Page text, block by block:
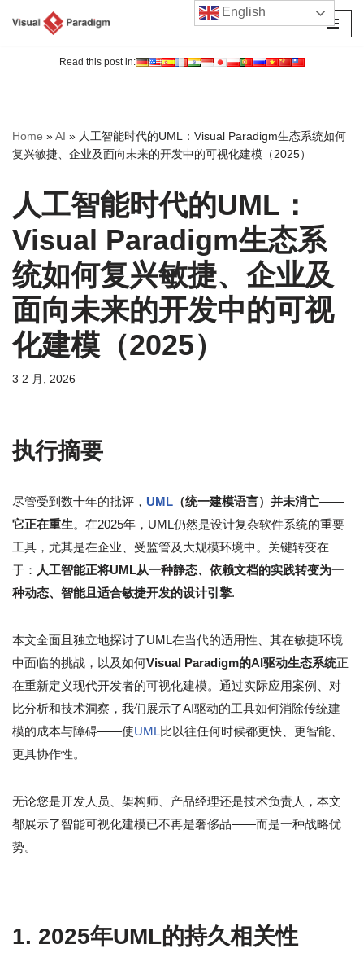
Read this post in:
Home »AI » 人工智能时代的UML：Visual Paradigm生态系统如何
复兴敏捷、企业及面向未来的开发中的可视化建模（2025）
人工智能时代的UML：
Visual Paradigm生态系
统如何复兴敏捷、企业及
面向未来的开发中的可视
化建模（2025）
3 2 月, 2026
执行摘要
尽管受到数十年的批评， UML （统一建模语言）并未消亡——
它正在重生。在2025年，UML仍然是设计复杂软件系统的重要
工具，尤其是在企业、受监管及大规模环境中。关键转变在
于： 人工智能正将UML从一种静态、依赖文档的实践转变为一
种动态、智能且适合敏捷开发的设计引擎.
本文全面且独立地探讨了UML在当代的适用性、其在敏捷环境
中面临的挑战，以及如何Visual Paradigm的AI驱动生态系统正
在重新定义现代开发者的可视化建模。通过实际应用案例、对
比分析和技术洞察，我们展示了AI驱动的工具如何消除传统建
模的成本与障碍——使UML比以往任何时候都更快、更智能、
更具协作性。
无论您是开发人员、架构师、产品经理还是技术负责人，本文
都展示了智能可视化建模已不再是奢侈品——而是一种战略优
势。
1. 2025年UML的持久相关性
English